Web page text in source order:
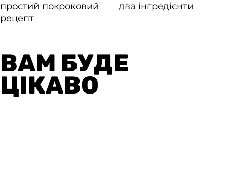
ВАМ БУДЕ
ЦІКАВО